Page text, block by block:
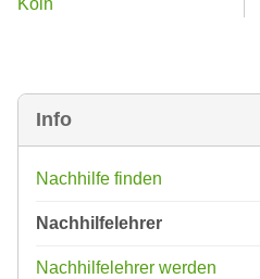
Info
Nachhilfe finden
Nachhilfelehrer
Nachhilfelehrer werden
Köln